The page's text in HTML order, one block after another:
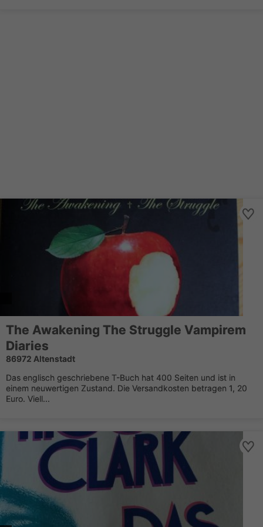
The Awakening The Struggle Vampirem
Diaries
86972 Altenstadt
Das englisch geschriebene T-Buch hat 400 Seiten und ist in
einem neuwertigen Zustand. Die Versandkosten betragen 1, 20
Euro. Viell...